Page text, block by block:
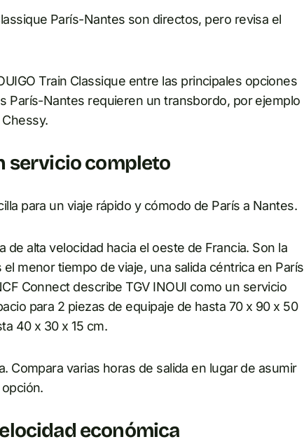
París-Nantes son directos, pero revisa el
Train Classique entre las principales opciones
París-Nantes requieren un transbordo, por ejemplo
servicio completo
para un viaje rápido y cómodo de París a Nantes.
alta velocidad hacia el oeste de Francia. Son la
menor tiempo de viaje, una salida céntrica en París
Connect describe TGV INOUI como un servicio
para 2 piezas de equipaje de hasta 70 x 90 x 50
40 x 30 x 15 cm.
Compara varias horas de salida en lugar de asumir
económica